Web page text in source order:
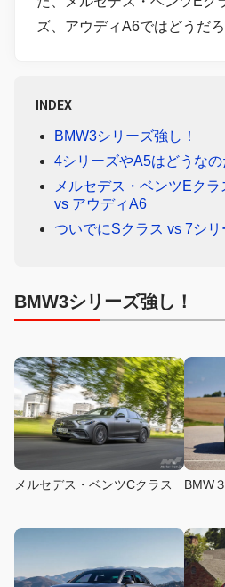
ズ、アウディA6ではどうだ
INDEX
BMW3シリーズ強し！
4シリーズやA5はどうなの
メルセデス・ベンツEク
vs アウディA6
ついでにSクラス vs 7シリ
BMW3シリーズ強し！
メルセデス・ベンツCクラス BMW